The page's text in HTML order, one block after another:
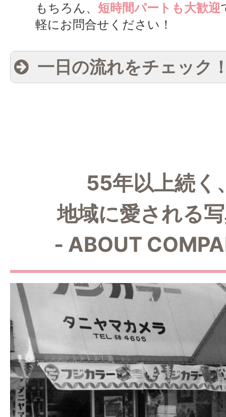
もちろん、短時間パートも大歓迎
軽にお問合せください！
一日の流れをチェック
出社 掃除
朝礼 その日の流れの打
約確認や報告など
10:00
貸出しをしていた衣裳
畳む
11:00
ヘアメイクに使用する
理 アメピンやゴムな
のは買い出し
12:00 お昼休憩
55年以上続く
地域に愛される
- ABOUT